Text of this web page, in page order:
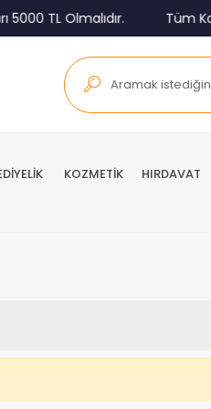
TL Olmalıdır. Tüm
KOZMETİK HIRDAVAT